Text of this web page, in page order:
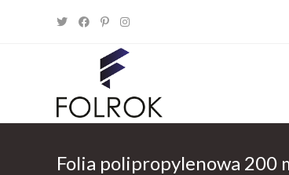
Folia polipropylenowa 200